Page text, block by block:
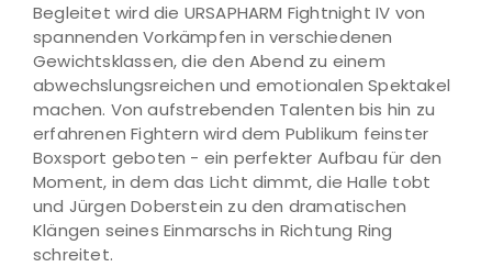
Begleitet wird die URSAPHARM Fightnight IV von
spannenden Vorkämpfen in verschiedenen
Gewichtsklassen, die den Abend zu einem
abwechslungsreichen und emotionalen Spektakel
machen. Von aufstrebenden Talenten bis hin zu
erfahrenen Fightern wird dem Publikum feinster
Boxsport geboten - ein perfekter Aufbau für den
Moment, in dem das Licht dimmt, die Halle tobt
und Jürgen Doberstein zu den dramatischen
Klängen seines Einmarschs in Richtung Ring
schreitet.